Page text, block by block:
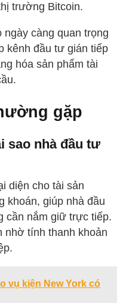
trường Bitcoin.
ngày càng quan trọng
kênh đầu tư gián tiếp
hóa sản phẩm tài
gặp
sao nhà đầu tư
diện cho tài sản
khoán, giúp nhà đầu
cần nắm giữ trực tiếp.
nhờ tính thanh khoản
vụ kiện New York có